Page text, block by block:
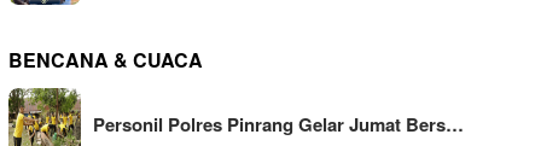
BENCANA & CUACA
Personil Polres Pinrang Gelar Jumat Bers…